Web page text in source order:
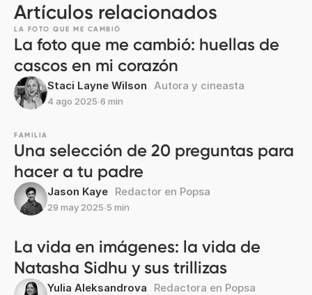
Artículos relacionados
LA FOTO QUE ME CAMBIÓ
La foto que me cambió: huellas de
cascos en mi corazón
Staci Layne Wilson Autora y cineasta
4 ago 2025∙6 min
FAMILIA
Una selección de 20 preguntas para
hacer a tu padre
Jason Kaye Redactor en Popsa
29 may 2025∙5 min
La vida en imágenes: la vida de
Natasha Sidhu y sus trillizas
Yulia Aleksandrova Redactora en Popsa